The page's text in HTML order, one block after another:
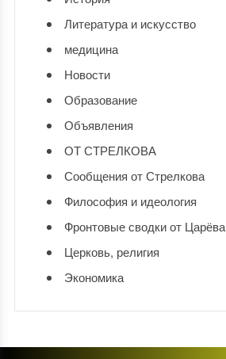
Литература и искусство
медицина
Новости
Образование
Объявления
ОТ СТРЕЛКОВА
Сообщения от Стрелкова
Философия и идеология
Фронтовые сводки от Царёва
Церковь, религия
Экономика